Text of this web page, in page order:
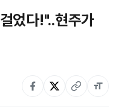
었다!"..현주가